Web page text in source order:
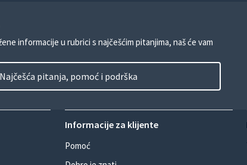
informacije u rubrici s najčešćim pitanjima, naš će vam
Najčešća pitanja, pomoć i podrška
Informacije za klijente
Pomoć